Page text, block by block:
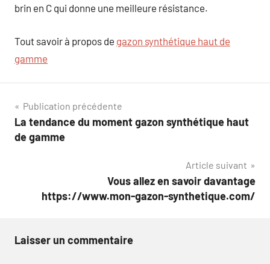
brin en C qui donne une meilleure résistance.
Tout savoir à propos de gazon synthétique haut de
gamme
Navigation
de
Publication précédente
La tendance du moment gazon synthétique haut
de gamme
Article suivant
Vous allez en savoir davantage
https://www.mon-gazon-synthetique.com/
Laisser un commentaire